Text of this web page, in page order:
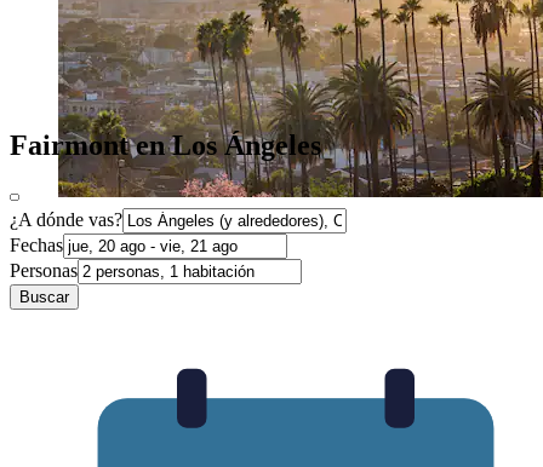
Fairmont en Los Ángeles
¿A dónde vas?
Fechas
Personas
Buscar